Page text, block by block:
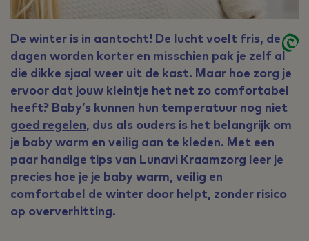
De winter is in aantocht! De lucht voelt fris, de
dagen worden korter en misschien pak je zelf al
die dikke sjaal weer uit de kast. Maar hoe zorg je
ervoor dat jouw kleintje het net zo comfortabel
heeft? Baby’s kunnen hun temperatuur nog niet
goed regelen, dus als ouders is het belangrijk om
je baby warm en veilig aan te kleden. Met een
paar handige tips van Lunavi Kraamzorg leer je
precies hoe je je baby warm, veilig en
comfortabel de winter door helpt, zonder risico
op oververhitting.